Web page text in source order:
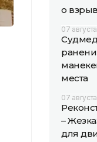
о
07
места
07
–
для